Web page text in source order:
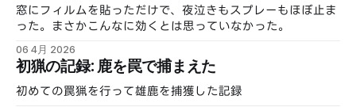
窓にフィルムを貼っただけで、夜泣きもスプレーもほぼ止ま
った。まさかこんなに効くとは思っていなかった。
06 4月 2026
初猟の記録: 鹿を罠で捕まえた
初めての罠猟を行って雄鹿を捕獲した記録